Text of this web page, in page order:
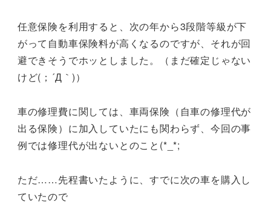
任意保険を利用すると、次の年から3段階等級が下
がって自動車保険料が高くなるのですが、それが回
避できそうでホッとしました。（まだ確定じゃない
けど(；´Д｀)）
車の修理費に関しては、車両保険（自車の修理代が
出る保険）に加入していたにも関わらず、今回の事
例では修理代が出ないとのこと(*_*;
ただ……先程書いたように、すでに次の車を購入し
ていたので